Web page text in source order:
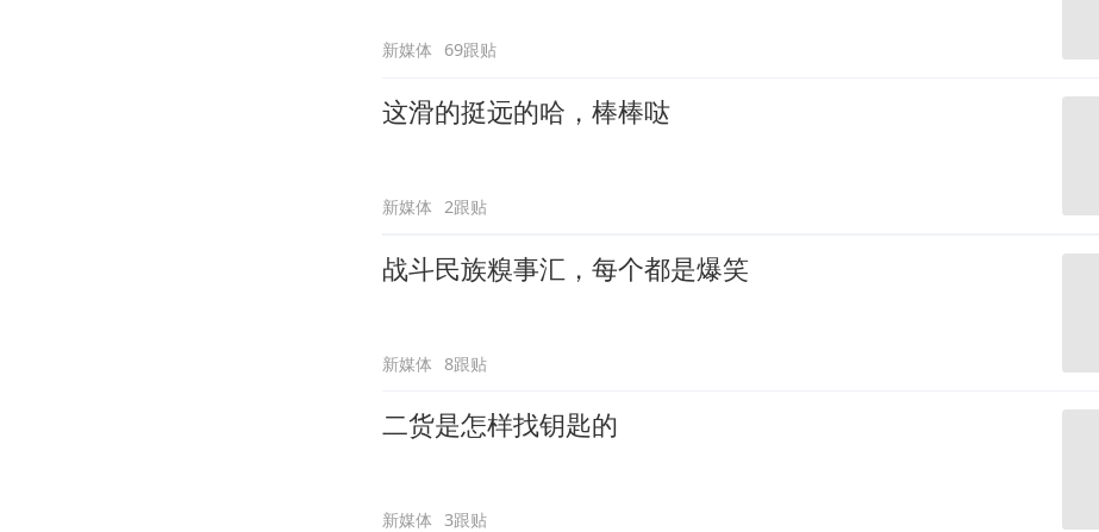
新媒体 69跟贴
这滑的挺远的哈，棒棒哒
新媒体 2跟贴
战斗民族糗事汇，每个都是爆笑
新媒体 8跟贴
二货是怎样找钥匙的
新媒体 3跟贴